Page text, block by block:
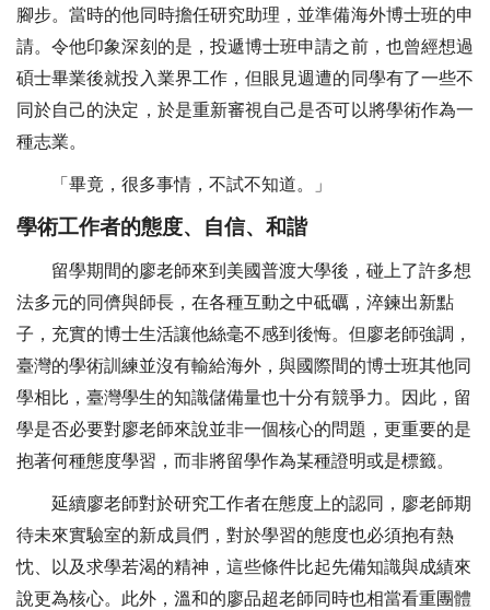
腳步。當時的他同時擔任研究助理，並準備海外博士班的申
請。令他印象深刻的是，投遞博士班申請之前，也曾經想過
碩士畢業後就投入業界工作，但眼見週遭的同學有了一些不
同於自己的決定，於是重新審視自己是否可以將學術作為一
種志業。
「畢竟，很多事情，不試不知道。」
學術工作者的態度、自信、和諧
留學期間的廖老師來到美國普渡大學後，碰上了許多想
法多元的同儕與師長，在各種互動之中砥礪，淬鍊出新點
子，充實的博士生活讓他絲毫不感到後悔。但廖老師強調，
臺灣的學術訓練並沒有輸給海外，與國際間的博士班其他同
學相比，臺灣學生的知識儲備量也十分有競爭力。因此，留
學是否必要對廖老師來說並非一個核心的問題，更重要的是
抱著何種態度學習，而非將留學作為某種證明或是標籤。
延續廖老師對於研究工作者在態度上的認同，廖老師期
待未來實驗室的新成員們，對於學習的態度也必須抱有熱
忱、以及求學若渴的精神，這些條件比起先備知識與成績來
說更為核心。此外，溫和的廖品超老師同時也相當看重團體